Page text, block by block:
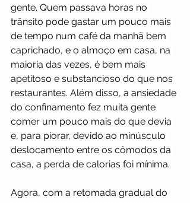
gente. Quem passava horas no
trânsito pode gastar um pouco mais
de tempo num café da manhã bem
caprichado, e o almoço em casa, na
maioria das vezes, é bem mais
apetitoso e substancioso do que nos
restaurantes. Além disso, a ansiedade
do confinamento fez muita gente
comer um pouco mais do que devia
e, para piorar, devido ao minúsculo
deslocamento entre os cômodos da
casa, a perda de calorias foi mínima.
Agora, com a retomada gradual do